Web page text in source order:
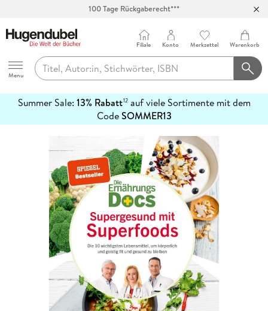
100 Tage Rückgaberecht***
Hugendubel
Menu
Filiale Konto Merkzettel Warenkorb
Summer Sale: 13% Rabatt12auf viele Sortimente mit dem
CodeSOMMER13
erfahren